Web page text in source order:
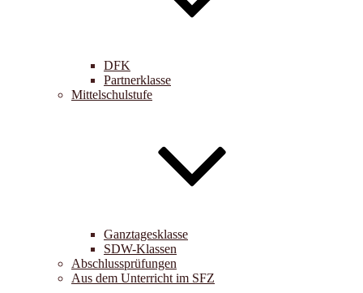
DFK
Partnerklasse
Mittelschulstufe
Ganztagesklasse
SDW-Klassen
Abschlussprüfungen
Aus dem Unterricht im SFZ